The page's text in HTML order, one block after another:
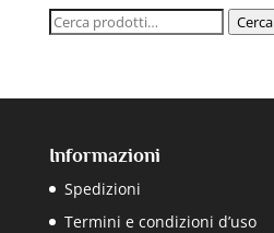
Cerca: Cerca
Informazioni
Spedizioni
Termini e condizioni d’uso